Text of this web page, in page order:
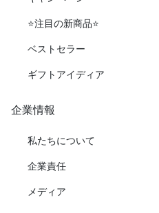
⭐️注目の新商品⭐️
ベストセラー
ギフトアイディア
企業情報
私たちについて
企業責任
メディア